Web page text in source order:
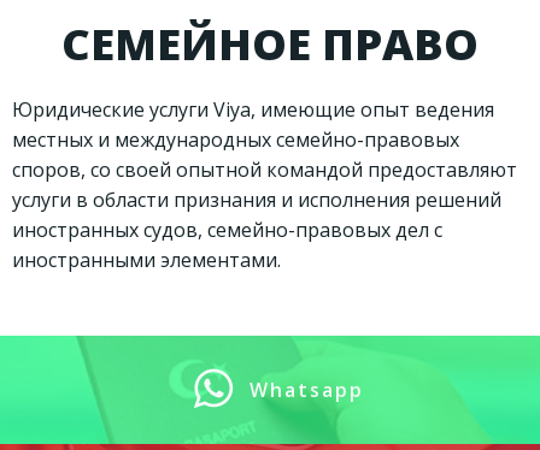
СЕМЕЙНОЕ ПРАВО
Юридические услуги Viya, имеющие опыт ведения
местных и международных семейно-правовых
споров, со своей опытной командой предоставляют
услуги в области признания и исполнения решений
иностранных судов, семейно-правовых дел с
иностранными элементами.
Whatsapp